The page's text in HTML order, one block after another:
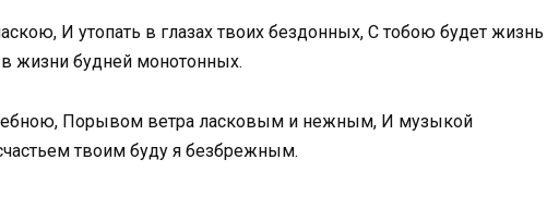
И утопать в глазах твоих бездонных, С тобою будет жизнь
жизни будней монотонных.
Порывом ветра ласковым и нежным, И музыкой
твоим буду я безбрежным.